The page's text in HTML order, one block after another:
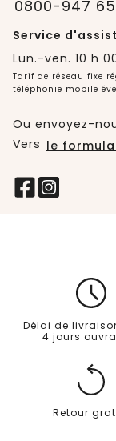
0800-947
Service
Lun.-ven. 10 h
Tarif de réseau fixe
téléphonie mobile
Ou envoyez-
Vers le
Délai de
4 jours
Retour